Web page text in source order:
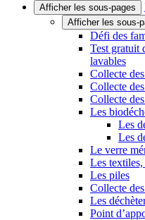
Afficher les sous-pages
Afficher les sous-
Défi des
Test gratuit
lavables
Collecte
Collecte
Collecte
Les
Les
Les
Le verre
Les textiles,
Les piles
Collecte
Les
Point